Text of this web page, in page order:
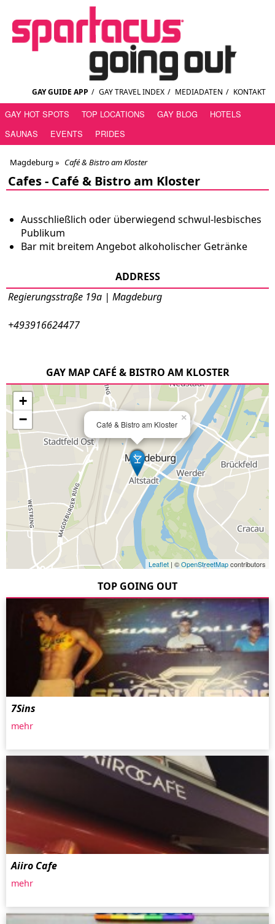
GAY GUIDE APP / GAY TRAVEL INDEX / MEDIADATEN / KONTAKT
GAY HOT SPOTS TOP LOCATIONS GAY BLOG
HOTELS
SAUNAS
EVENTS PRIDES
Magdeburg » Café & Bistro am Kloster
Cafes - Café & Bistro am Kloster
Ausschließlich oder überwiegend schwul-lesbisches
Publikum
Bar mit breitem Angebot alkoholischer Getränke
ADDRESS
Regierungsstraße 19a | Magdeburg
+493916624477
GAY MAP CAFÉ & BISTRO AM KLOSTER
Café & Bistro am Kloster
×
+
−
Leaflet | ©OpenStreetMapcontributors
TOP GOING OUT
7Sins
mehr
Aiiro Cafe
mehr